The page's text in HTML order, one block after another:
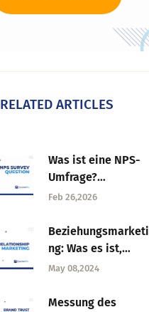
RELATED ARTICLES
Was ist eine NPS-
Umfrage?
Beispiele, Typen
Bewertungsleitfad
en
Feb 26,2026
Beziehungsmarketi
ng: Was es ist,
Beispiele & die 7
Vorteile
May 08,2024
Messung des